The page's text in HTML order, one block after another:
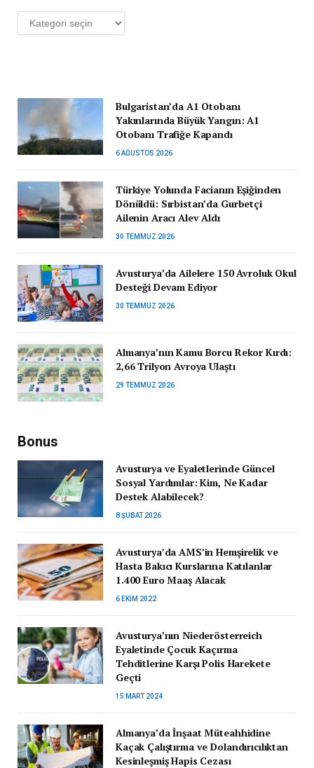
Kategoriler
Bulgaristan’da A1 Otobanı
Yakınlarında Büyük Yangın: A1
Otobanı Trafiğe Kapandı
6 AĞUSTOS 2026
Türkiye Yolunda Facianın Eşiğinden
Dönüldü: Sırbistan’da Gurbetçi
Ailenin Aracı Alev Aldı
30 TEMMUZ 2026
Avusturya’da Ailelere 150 Avroluk Okul
Desteği Devam Ediyor
30 TEMMUZ 2026
Almanya’nın Kamu Borcu Rekor Kırdı:
2,66 Trilyon Avroya Ulaştı
29 TEMMUZ 2026
Bonus
Avusturya ve Eyaletlerinde Güncel
Sosyal Yardımlar: Kim, Ne Kadar
Destek Alabilecek?
8 ŞUBAT 2026
Avusturya’da AMS’in Hemşirelik ve
Hasta Bakıcı Kurslarına Katılanlar
1.400 Euro Maaş Alacak
6 EKIM 2022
Avusturya’nın Niederösterreich
Eyaletinde Çocuk Kaçırma
Tehditlerine Karşı Polis Harekete
Geçti
15 MART 2024
Almanya’da İnşaat Müteahhidine
Kaçak Çalıştırma ve Dolandırıcılıktan
Kesinleşmiş Hapis Cezası